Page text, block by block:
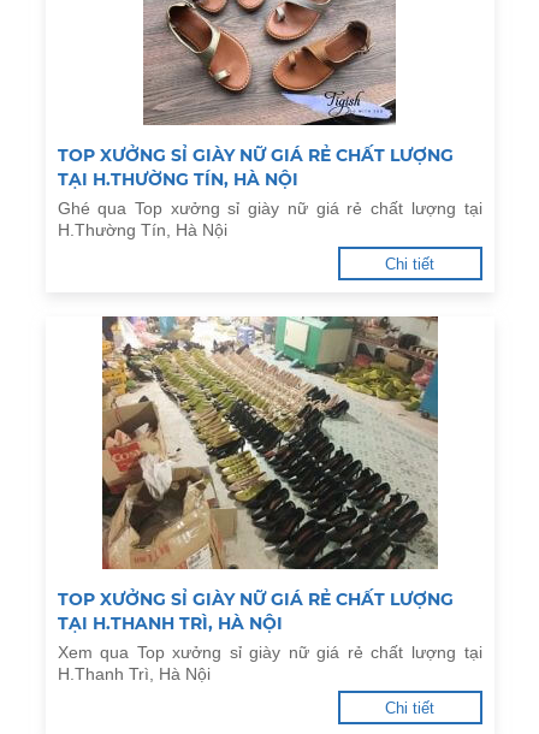
TOP XƯỞNG SỈ GIÀY NỮ GIÁ RẺ CHẤT LƯỢNG
TẠI H.THƯỜNG TÍN, HÀ NỘI
Ghé qua Top xưởng sỉ giày nữ giá rẻ chất lượng tại
H.Thường Tín, Hà Nội
Chi tiết
TOP XƯỞNG SỈ GIÀY NỮ GIÁ RẺ CHẤT LƯỢNG
TẠI H.THANH TRÌ, HÀ NỘI
Xem qua Top xưởng sỉ giày nữ giá rẻ chất lượng tại
H.Thanh Trì, Hà Nội
Chi tiết